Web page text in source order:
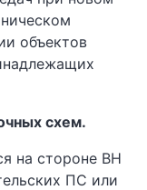
объектов
схем.
на стороне ВН
ПС или